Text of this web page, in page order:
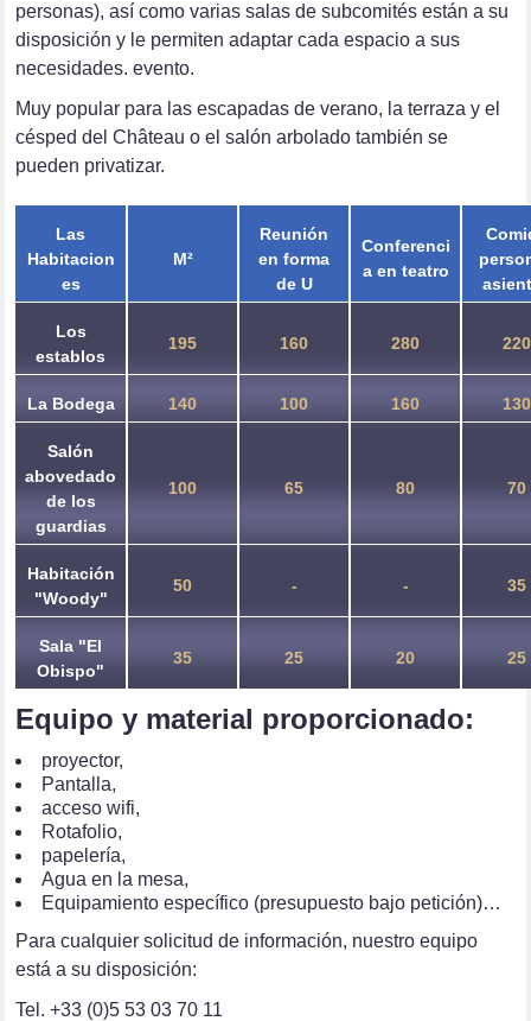
personas), así como varias salas de subcomités están a su
disposición y le permiten adaptar cada espacio a sus
necesidades. evento.
Muy popular para las escapadas de verano, la terraza y el
césped del Château o el salón arbolado también se
pueden privatizar.
Las
Habitacion
es
M²
Reunión
en forma
de U
Conferenci
a en teatro
Los
establos
195 160 280 220
La Bodega 140 100 160 130
Salón
abovedado
de los
guardias
100 65 80 70
Habitación
"Woody"
50 - - 35
Sala "El
Obispo"
35 25 20 25
Equipo y material proporcionado:
proyector,
Pantalla,
acceso wifi,
Rotafolio,
papelería,
Agua en la mesa,
Equipamiento específico (presupuesto bajo petición)…
Para cualquier solicitud de información, nuestro equipo
está a su disposición:
Tel. +33 (0)5 53 03 70 11